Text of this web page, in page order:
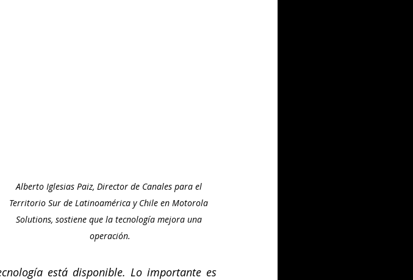
Alberto Iglesias Paiz, Director de Canales para el
Territorio Sur de Latinoamérica y Chile en Motorola
Solutions, sostiene que la tecnología mejora una
operación.
está disponible. Lo importante es